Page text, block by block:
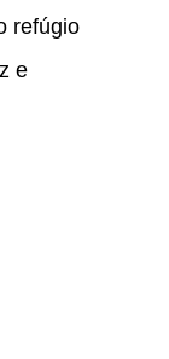
refúgio
e